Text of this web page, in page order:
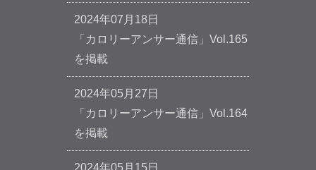
2024年07月18日
「カロリーアンサー通信」Vol.165
を掲載
2024年05月27日
「カロリーアンサー通信」Vol.164
を掲載